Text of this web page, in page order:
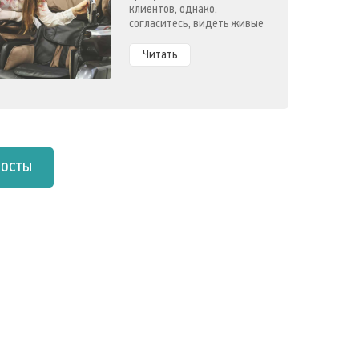
клиентов, однако,
согласитесь, видеть живые
другое.
Читать